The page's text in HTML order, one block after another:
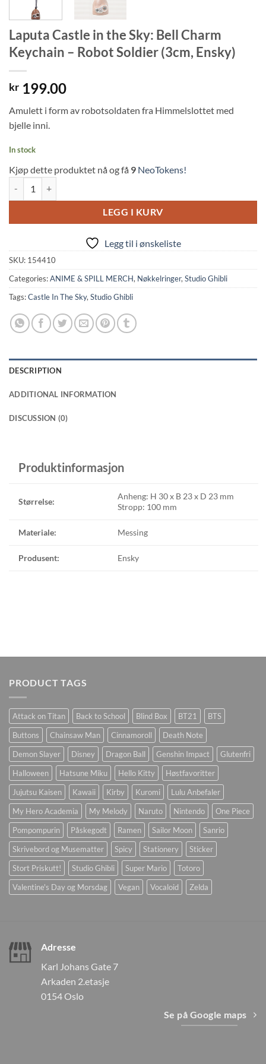
Laputa Castle in the Sky: Bell Charm
Keychain – Robot Soldier (3cm, Ensky)
kr 199.00
Amulett i form av robotsoldaten fra Himmelslottet med
bjelle inni.
In stock
Kjøp dette produktet nå og få 9 NeoTokens!
LEGG I KURV
Legg til i ønskeliste
SKU: 154410
Categories:ANIME & SPILL MERCH, Nøkkelringer,Studio Ghibli
Tags:Castle In The Sky,Studio Ghibli
DESCRIPTION
ADDITIONAL INFORMATION
DISCUSSION (0)
Produktinformasjon
Størrelse:
Anheng: H 30 x B 23 x D 23 mm
Stropp: 100 mm
Materiale: Messing
Produsent: Ensky
PRODUCT TAGS
Attack on Titan Back to School Blind Box BT21
BTS
Buttons
Chainsaw Man Cinnamoroll
Death Note
Demon Slayer
Disney Dragon Ball Genshin Impact
Glutenfri
Halloween
Hatsune Miku Hello Kitty
Høstfavoritter
Jujutsu Kaisen
Kawaii Kirby Kuromi
Lulu Anbefaler
My Hero Academia
My Melody Naruto Nintendo
One Piece
Pompompurin
Påskegodt Ramen Sailor Moon
Sanrio
Skrivebord og Musematter
Spicy Stationery
Sticker
Stort Priskutt!
Studio Ghibli Super Mario
Totoro
Valentine's Day og Morsdag
Vegan Vocaloid Zelda
Adresse
Karl Johans Gate 7
Arkaden 2.etasje
0154 Oslo
Se på Google maps